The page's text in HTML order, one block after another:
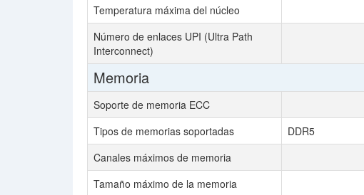
Temperatura máxima del núcleo
Número de enlaces UPI (Ultra Path
Interconnect)
Memoria
Soporte de memoria ECC
Tipos de memorias soportadas
DDR5
Canales máximos de memoria
Tamaño máximo de la memoria